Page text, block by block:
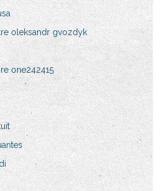
oleksandr gvozdyk
one242415